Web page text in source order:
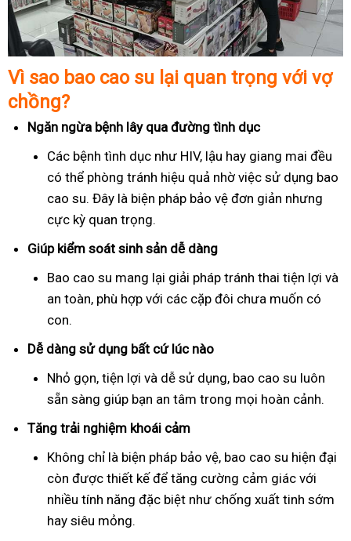
Vì sao bao cao su lại quan trọng với vợ
chồng?
Ngăn ngừa bệnh lây qua đường tình dục
Các bệnh tình dục như HIV, lậu hay giang mai đều
có thể phòng tránh hiệu quả nhờ việc sử dụng bao
cao su. Đây là biện pháp bảo vệ đơn giản nhưng
cực kỳ quan trọng.
Giúp kiểm soát sinh sản dễ dàng
Bao cao su mang lại giải pháp tránh thai tiện lợi và
an toàn, phù hợp với các cặp đôi chưa muốn có
con.
Dễ dàng sử dụng bất cứ lúc nào
Nhỏ gọn, tiện lợi và dễ sử dụng, bao cao su luôn
sẵn sàng giúp bạn an tâm trong mọi hoàn cảnh.
Tăng trải nghiệm khoái cảm
Không chỉ là biện pháp bảo vệ, bao cao su hiện đại
còn được thiết kế để tăng cường cảm giác với
nhiều tính năng đặc biệt như chống xuất tinh sớm
hay siêu mỏng.